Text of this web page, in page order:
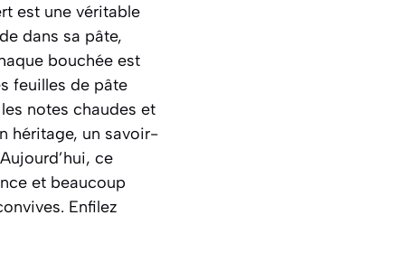
est une véritable
dans sa pâte,
bouchée est
feuilles de pâte
notes chaudes et
héritage, un savoir-
ce
et beaucoup
Enfilez